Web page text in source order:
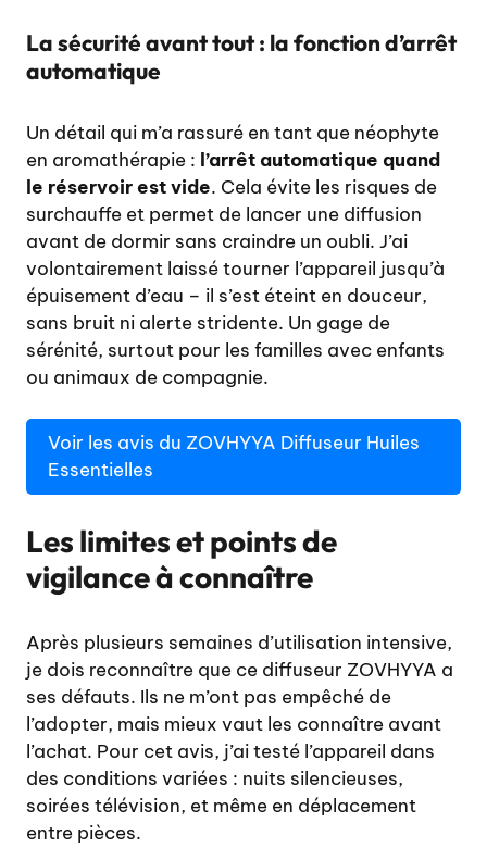
La sécurité avant tout : la fonction d’arrêt
automatique
Un détail qui m’a rassuré en tant que néophyte
en aromathérapie : l’arrêt automatique quand
le réservoir est vide. Cela évite les risques de
surchauffe et permet de lancer une diffusion
avant de dormir sans craindre un oubli. J’ai
volontairement laissé tourner l’appareil jusqu’à
épuisement d’eau – il s’est éteint en douceur,
sans bruit ni alerte stridente. Un gage de
sérénité, surtout pour les familles avec enfants
ou animaux de compagnie.
Voir les avis du ZOVHYYA Diffuseur Huiles
Essentielles
Les limites et points de
vigilance à connaître
Après plusieurs semaines d’utilisation intensive,
je dois reconnaître que ce diffuseur ZOVHYYA a
ses défauts. Ils ne m’ont pas empêché de
l’adopter, mais mieux vaut les connaître avant
l’achat. Pour cet avis, j’ai testé l’appareil dans
des conditions variées : nuits silencieuses,
soirées télévision, et même en déplacement
entre pièces.